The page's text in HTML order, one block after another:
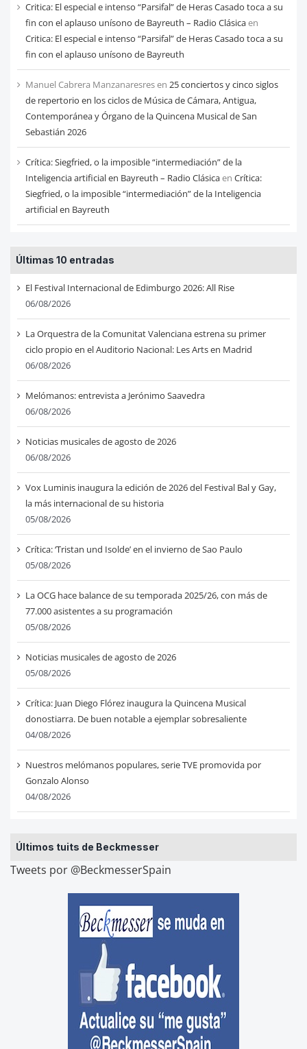
Critica: El especial e intenso “Parsifal” de Heras Casado toca a su
fin con el aplauso unísono de Bayreuth – Radio Clásicaen
Critica: El especial e intenso “Parsifal” de Heras Casado toca a su
fin con el aplauso unísono de Bayreuth
Manuel Cabrera Manzanaresresen 25 conciertos y cinco siglos
de repertorio en los ciclos de Música de Cámara, Antigua,
Contemporánea y Órgano de la Quincena Musical de San
Sebastián 2026
Crítica: Siegfried, o la imposible “intermediación” de la
Inteligencia artificial en Bayreuth – Radio Clásicaen Crítica:
Siegfried, o la imposible “intermediación” de la Inteligencia
artificial en Bayreuth
Últimas 10 entradas
El Festival Internacional de Edimburgo 2026: All Rise
06/08/2026
La Orquestra de la Comunitat Valenciana estrena su primer
ciclo propio en el Auditorio Nacional: Les Arts en Madrid
06/08/2026
Melómanos: entrevista a Jerónimo Saavedra
06/08/2026
Noticias musicales de agosto de 2026
06/08/2026
Vox Luminis inaugura la edición de 2026 del Festival Bal y Gay,
la más internacional de su historia
05/08/2026
Crítica: ‘Tristan und Isolde’ en el invierno de Sao Paulo
05/08/2026
La OCG hace balance de su temporada 2025/26, con más de
77.000 asistentes a su programación
05/08/2026
Noticias musicales de agosto de 2026
05/08/2026
Crítica: Juan Diego Flórez inaugura la Quincena Musical
donostiarra. De buen notable a ejemplar sobresaliente
04/08/2026
Nuestros melómanos populares, serie TVE promovida por
Gonzalo Alonso
04/08/2026
Últimos tuits de Beckmesser
Tweets por @BeckmesserSpain